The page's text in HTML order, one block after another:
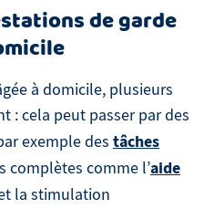
de garde
à domicile, plusieurs
: cela peut passer par des
exemple des tâches
complètes comme l’aide
la stimulation